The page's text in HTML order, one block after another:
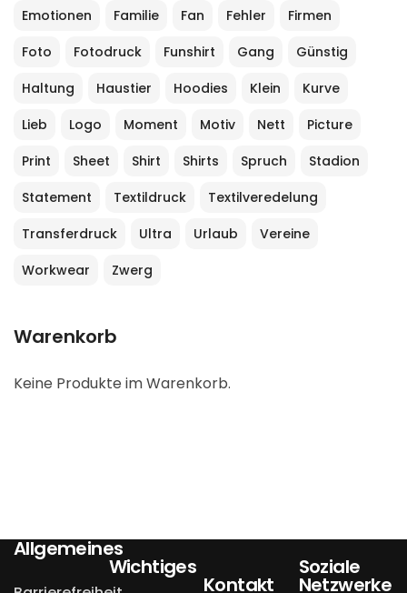
Emotionen
Familie Fan Fehler
Firmen
Foto
Fotodruck Funshirt Gang
Günstig
Haltung
Haustier Hoodies Klein
Kurve
Lieb
Logo Moment Motiv Nett
Picture
Print
Sheet Shirt Shirts Spruch
Stadion
Statement
Textildruck
Textilveredelung
Transferdruck
Ultra Urlaub
Vereine
Workwear
Zwerg
Warenkorb
Keine Produkte im Warenkorb.
Allgemeines
Wichtiges
Kontakt
Soziale
Netzwerke